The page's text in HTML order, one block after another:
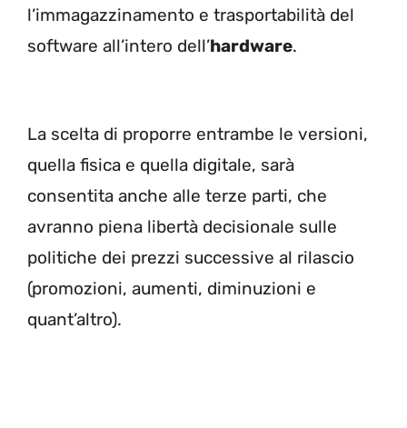
l’immagazzinamento e trasportabilità del
software all’intero dell’hardware.
La scelta di proporre entrambe le versioni,
quella fisica e quella digitale, sarà
consentita anche alle terze parti, che
avranno piena libertà decisionale sulle
politiche dei prezzi successive al rilascio
(promozioni, aumenti, diminuzioni e
quant’altro).